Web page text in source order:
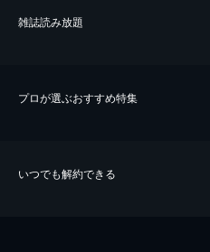
雑誌読み放題
プロが選ぶおすすめ特集
いつでも解約できる